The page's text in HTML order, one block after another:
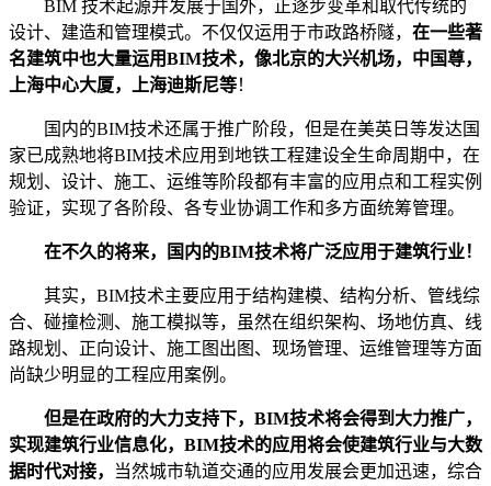
BIM 技术起源并发展于国外，正逐步变革和取代传统的
设计、建造和管理模式。不仅仅运用于市政路桥隧， 在一些著
名建筑中也大量运用BIM技术，像北京的大兴机场，中国尊，
上海中心大厦，上海迪斯尼等！
国内的BIM技术还属于推广阶段，但是在美英日等发达国
家已成熟地将BIM技术应用到地铁工程建设全生命周期中，在
规划、设计、施工、运维等阶段都有丰富的应用点和工程实例
验证，实现了各阶段、各专业协调工作和多方面统筹管理。
在不久的将来，国内的BIM技术将广泛应用于建筑行业！
其实，BIM技术主要应用于结构建模、结构分析、管线综
合、碰撞检测、施工模拟等，虽然在组织架构、场地仿真、线
路规划、正向设计、施工图出图、现场管理、运维管理等方面
尚缺少明显的工程应用案例。
但是在政府的大力支持下，BIM技术将会得到大力推广，
实现建筑行业信息化，BIM技术的应用将会使建筑行业与大数
据时代对接，
当然城市轨道交通的应用发展会更加迅速，综合